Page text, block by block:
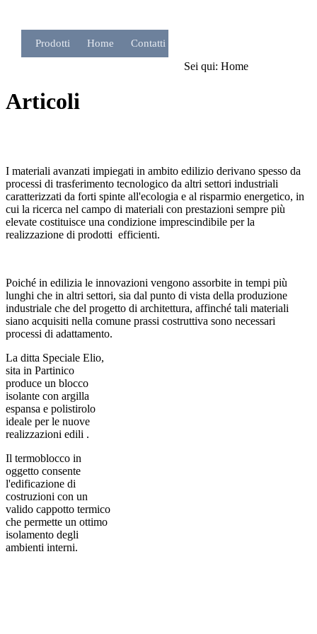
Prodotti Home Contatti
Sei qui: Home
Articoli
I materiali avanzati impiegati in ambito edilizio derivano spesso da
processi di trasferimento tecnologico da altri settori industriali
caratterizzati da forti spinte all'ecologia e al risparmio energetico, in
cui la ricerca nel campo di materiali con prestazioni sempre più
elevate costituisce una condizione imprescindibile per la
realizzazione di prodotti efficienti.
Poiché in edilizia le innovazioni vengono assorbite in tempi più
lunghi che in altri settori, sia dal punto di vista della produzione
industriale che del progetto di architettura, affinché tali materiali
siano acquisiti nella comune prassi costruttiva sono necessari
processi di adattamento.
La ditta Speciale Elio,
sita in Partinico
produce un blocco
isolante con argilla
espansa e polistirolo
ideale per le nuove
realizzazioni edili .
Il termoblocco in
oggetto consente
l'edificazione di
costruzioni con un
valido cappotto termico
che permette un ottimo
isolamento degli
ambienti interni.